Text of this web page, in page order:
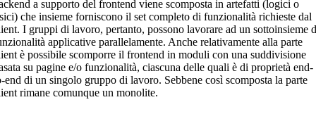
a supporto del frontend viene scomposta in artefatti (logici o
che insieme forniscono il set completo di funzionalità richieste dal
I gruppi di lavoro, pertanto, possono lavorare ad un sottoinsieme
applicative parallelamente. Anche relativamente alla parte
è possibile scomporre il frontend in moduli con una suddivisione
su pagine e/o funzionalità, ciascuna delle quali è di proprietà end-
end di un singolo gruppo di lavoro. Sebbene così scomposta la parte
rimane comunque un monolite.